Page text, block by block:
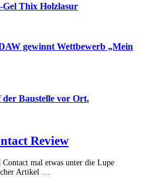
Gel Thix Holzlasur
gewinnt Wettbewerb „Mein
Baustelle vor Ort.
Review
mal etwas unter die Lupe
Artikel …